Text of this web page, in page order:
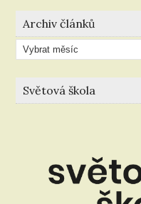
Archiv článků
Archiv
článků
Světová škola